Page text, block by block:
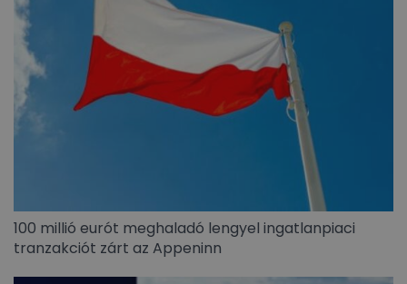
100 millió eurót meghaladó lengyel ingatlanpiaci
tranzakciót zárt az Appeninn